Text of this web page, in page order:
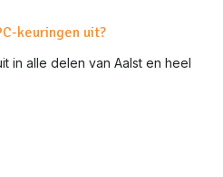
keuringen uit?
in alle delen van Aalst en heel